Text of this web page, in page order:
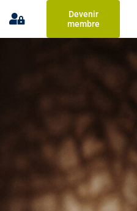
Devenir
membre